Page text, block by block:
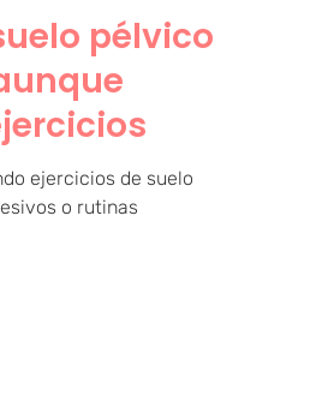
pélvico
ejercicios de suelo
o rutinas